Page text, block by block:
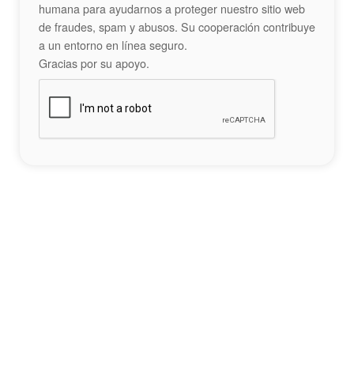
humana para ayudarnos a proteger nuestro sitio web
de fraudes, spam y abusos. Su cooperación contribuye
a un entorno en línea seguro.
Gracias por su apoyo.